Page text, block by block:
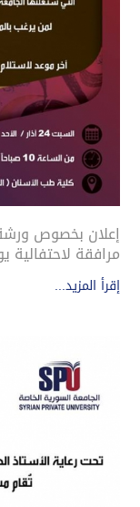
إعلان بخصوص
مرافقة لاحتفالية
إقرأ المزيد...